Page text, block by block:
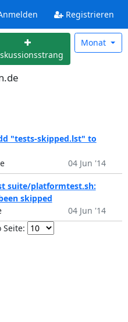
Registrieren
Monat
"tests-skipped.lst" to
04 Jun '14
suite/platformtest.sh:
skipped
04 Jun '14
Seite: